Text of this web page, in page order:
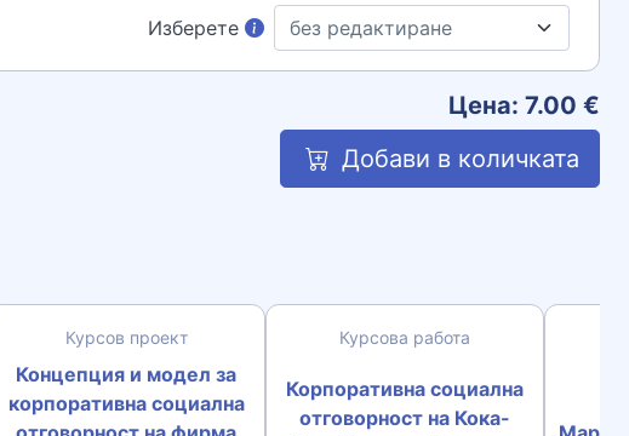
Изберете
Цена: 7.00 €
Добави в количката
Курсов проект
Концепция и модел за
корпоративна социална
Курсова работа
Корпоративна социална
отговорност на Кока-